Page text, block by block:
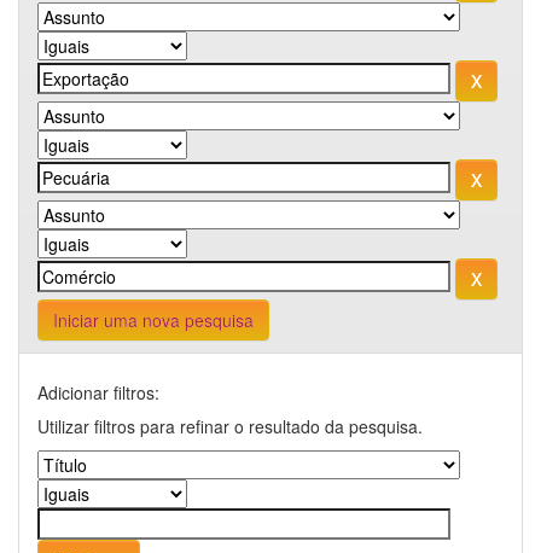
Iniciar uma nova pesquisa
Adicionar filtros:
Utilizar filtros para refinar o resultado da pesquisa.